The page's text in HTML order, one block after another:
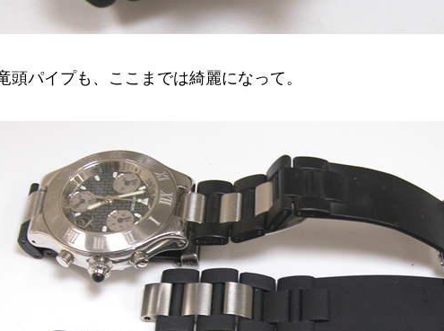
頭パイプも、ここまでは綺麗になって。